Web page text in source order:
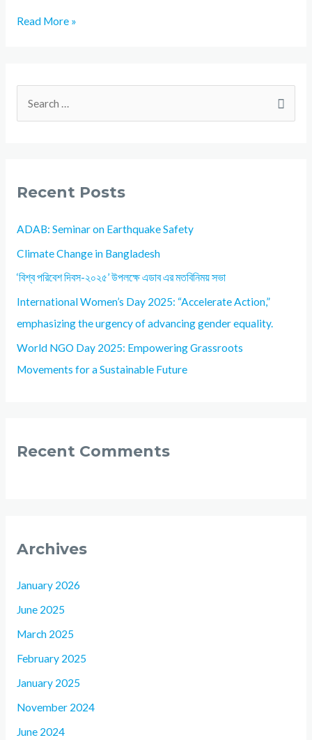
Read More »
Recent Posts
ADAB: Seminar on Earthquake Safety
Climate Change in Bangladesh
‘বিশ্ব পরিবেশ দিবস-২০২৫’ উপলক্ষে এডাব এর মতবিনিময় সভা
International Women’s Day 2025: “Accelerate Action,”
emphasizing the urgency of advancing gender equality.
World NGO Day 2025: Empowering Grassroots
Movements for a Sustainable Future
Recent Comments
Archives
January 2026
June 2025
March 2025
February 2025
January 2025
November 2024
June 2024